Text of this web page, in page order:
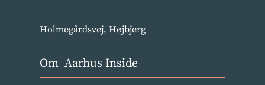
Holmegårdsvej, Højbjerg
Om Aarhus Inside